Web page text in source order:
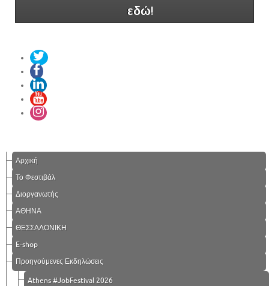
εδώ!
Αρχική
Το Φεστιβάλ
Διοργανωτής
ΑΘΗΝΑ
ΘΕΣΣΑΛΟΝΙΚΗ
E-shop
Προηγούμενες Εκδηλώσεις
Athens #JobFestival 2026